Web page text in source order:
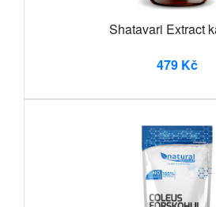
Shatavari Extract
479 Kč